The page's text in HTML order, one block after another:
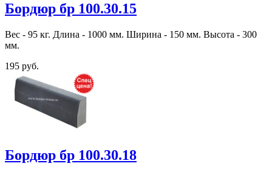
Бордюр бр 100.30.15
Вес - 95 кг. Длина - 1000 мм. Ширина - 150 мм. Высота - 300
мм.
195 руб.
Бордюр бр 100.30.18